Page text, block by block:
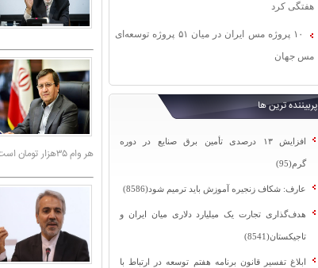
هفتگی کرد
۱۰ پروژه مس ایران در میان ۵۱ پروژه توسعه‌ای
مس جهان
پربیننده ترین ها
افزایش ۱۳ درصدی تأمین برق صنایع در دوره
گرم(95)
عارف: شکاف زنجیره آموزش باید ترمیم شود(8586)
هدف‌گذاری تجارت یک میلیارد دلاری میان ایران و
تاجیکستان(8541)
ابلاغ تفسیر قانون برنامه هفتم توسعه در ارتباط با
هر وام ۳۵هزار تومان است.